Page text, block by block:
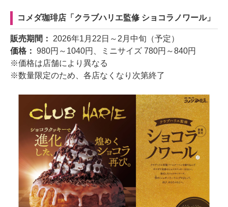
コメダ珈琲店「クラブハリエ監修 ショコラノワール」
販売期間： 2026年1月22日～2月中旬（予定）
価格： 980円～1040円、ミニサイズ 780円～840円
※価格は店舗により異なる
※数量限定のため、各店なくなり次第終了